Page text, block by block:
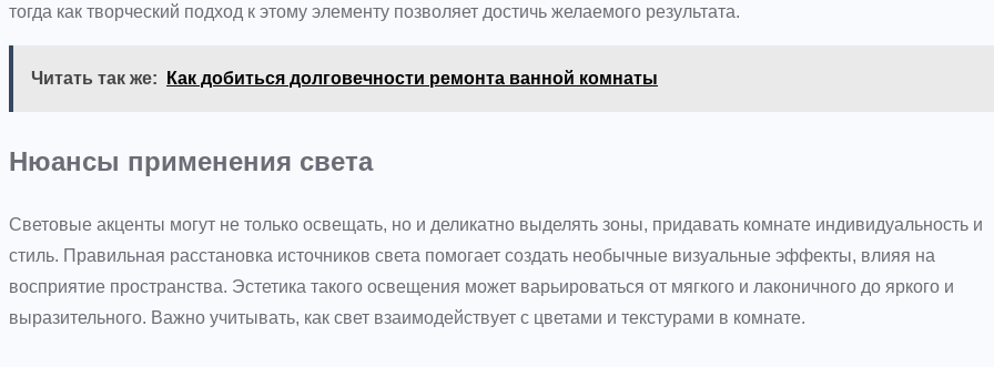
тогда как творческий подход к этому элементу позволяет достичь желаемого результата.
Читать так же: Как добиться долговечности ремонта ванной комнаты
Нюансы применения света
Световые акценты могут не только освещать, но и деликатно выделять зоны, придавать комнате индивидуальность и
стиль. Правильная расстановка источников света помогает создать необычные визуальные эффекты, влияя на
восприятие пространства. Эстетика такого освещения может варьироваться от мягкого и лаконичного до яркого и
выразительного. Важно учитывать, как свет взаимодействует с цветами и текстурами в комнате.